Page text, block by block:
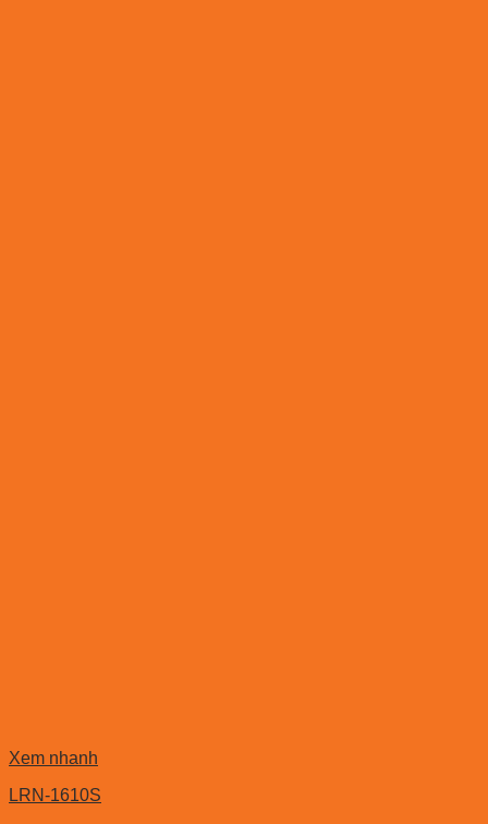
Xem nhanh
LRN-1610S